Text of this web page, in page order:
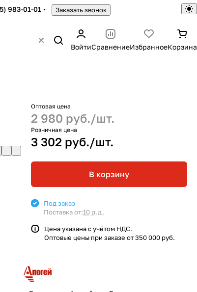
983-01-01 Заказать звонок
ВойтиСравнениеИзбранноеКорзина
Оптовая цена
2 980 руб./шт.
Розничная цена
3 302 руб./шт.
В корзину
Под заказ
Поставка от:10 р.д.
Цена указана с учётом НДС.
Оптовые цены при заказе от 350 000 руб.